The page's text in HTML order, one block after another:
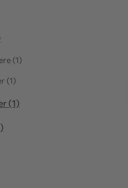
(1)
(1)
(1)